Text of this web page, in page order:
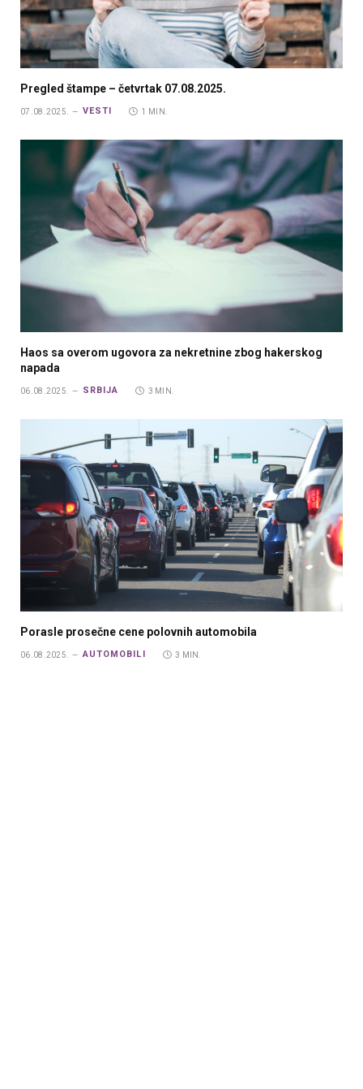
Pregled štampe – četvrtak 07.08.2025.
07.08.2025. VESTI 1 MIN.
Haos sa overom ugovora za nekretnine zbog hakerskog
napada
06.08.2025. SRBIJA 3 MIN.
Porasle prosečne cene polovnih automobila
06.08.2025. AUTOMOBILI 3 MIN.